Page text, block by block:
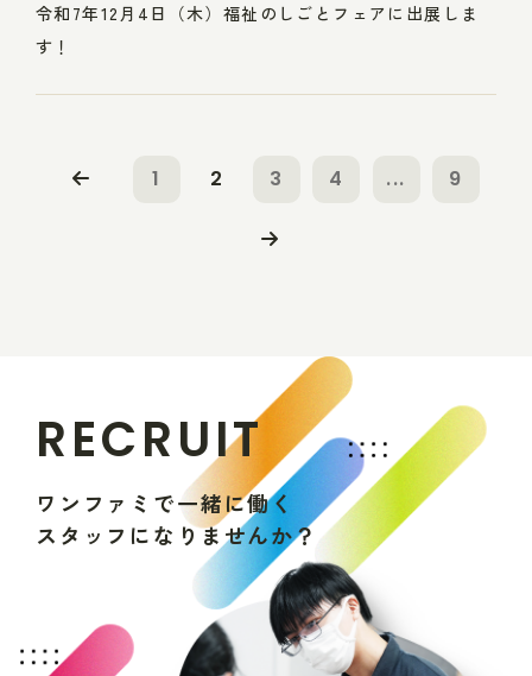
令和7年12月4日（木）福祉のしごとフェアに出展しま
す！
1 2 3 4 ... 9
RECRUIT
ワ ン フ ァ ミ で一緒に働く
ス タ ッ フ にな りま せんか？